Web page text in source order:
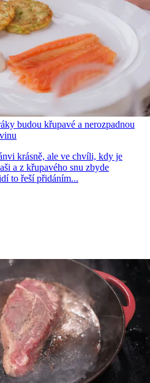
budou křupavé a nerozpadnou
krásně, ale ve chvíli, kdy je
a z křupavého snu zbyde
to řeší přidáním...